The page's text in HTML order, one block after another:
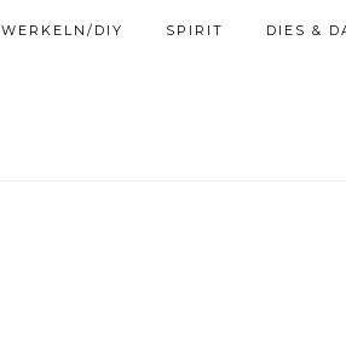
WERKELN/DIY SPIRIT DIES &